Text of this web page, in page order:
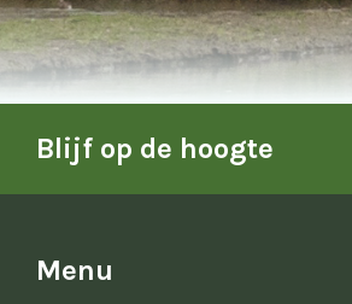
Blijf op de hoogte
Menu